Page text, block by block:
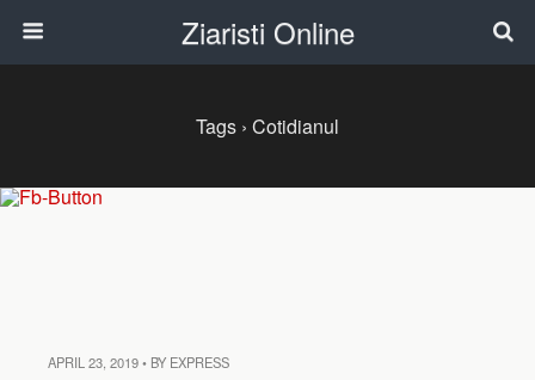
Ziaristi Online
Tags › Cotidianul
APRIL 23, 2019 • BY EXPRESS